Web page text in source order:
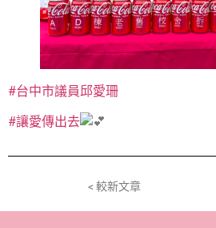
#台中市議員邱愛珊
#讓愛傳出去
< 較新文章